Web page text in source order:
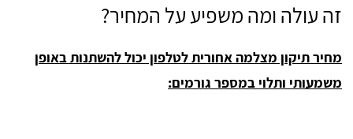
זה עולה ומה משפיע על המחיר?
מחיר תיקון מצלמה אחורית לטלפון יכול להשתנות באופן
משמעותי ותלוי במספר גורמים: